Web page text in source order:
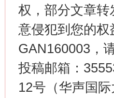
权，部分文章
意侵犯到您的
GAN160003，
投稿邮箱：
12号（华声国